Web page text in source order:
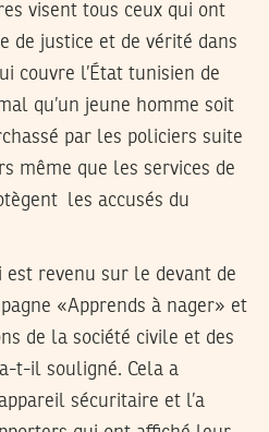
visent tous ceux qui ont
de justice et de vérité dans
couvre l’État tunisien de
qu’un jeune homme soit
par les policiers suite
même que les services de
les accusés du
est revenu sur le devant de
«Apprends à nager» et
de la société civile et des
t-il souligné. Cela a
sécuritaire et l’a